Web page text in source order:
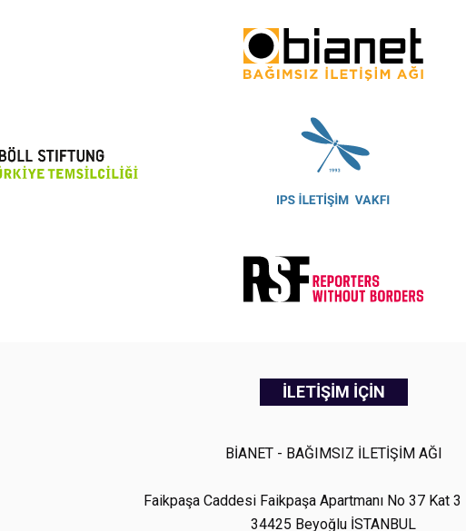
İLETİŞİM İÇİN
BİANET - BAĞIMSIZ İLETİŞİM AĞI
Faikpaşa Caddesi Faikpaşa Apartmanı No 37 Kat
34425 Beyoğlu İSTANBUL